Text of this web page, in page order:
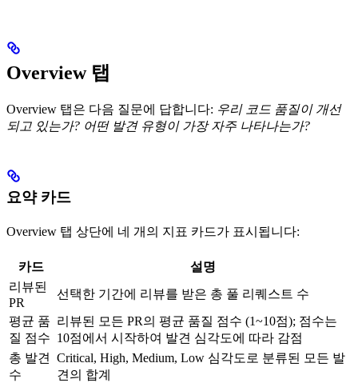
Overview 탭
Overview 탭은 다음 질문에 답합니다: 우리 코드 품질이 개선
되고 있는가? 어떤 발견 유형이 가장 자주 나타나는가?
요약 카드
Overview 탭 상단에 네 개의 지표 카드가 표시됩니다:
카드
설명
리뷰된
PR
선택한 기간에 리뷰를 받은 총 풀 리퀘스트 수
평균 품
질 점수
리뷰된 모든 PR의 평균 품질 점수 (1~10점); 점수는
10점에서 시작하여 발견 심각도에 따라 감점
총 발견
수
Critical, High, Medium, Low 심각도로 분류된 모든 발
견의 합계